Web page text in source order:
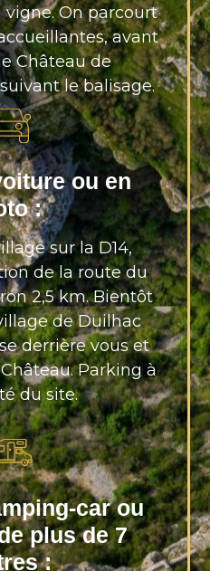
vigne. On parcourt
avant
Château de
le balisage.
ou en
:
sur la D14,
de la route du
2,5 km. Bientôt
de Duilhac
derrière vous et
Parking à
du site.
car ou
plus de 7
: